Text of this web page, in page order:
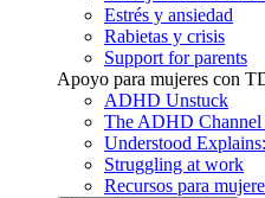
Estrés y ansiedad
Rabietas y crisis
Support for parents
Apoyo para mujeres con
ADHD Unstuck
The ADHD Channel
Understood
Struggling at work
Recursos para